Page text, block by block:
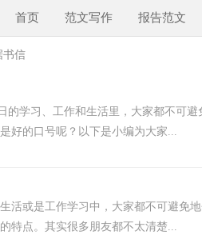
首页 范文写作 报告范文
书信
的学习、工作和生活里，大家都不可
好的口号呢？以下是小编为大家...
活或是工作学习中，大家都不可避免
特点。其实很多朋友都不太清楚...